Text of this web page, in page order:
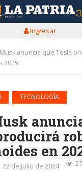
Ingresar
anuncia que Tesla
2025
TECNOLOGÍA
en
22 de julio de 2024